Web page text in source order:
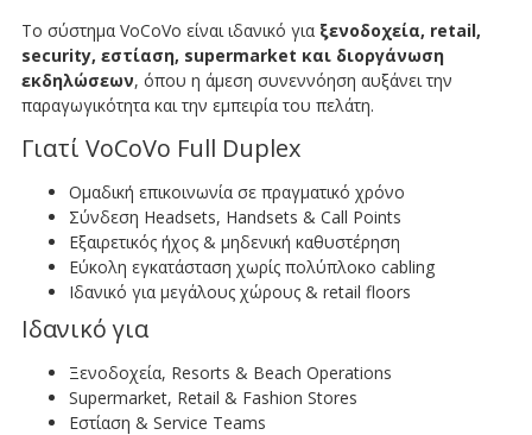
Το σύστημα VoCoVo είναι ιδανικό για ξενοδοχεία, retail,
security, εστίαση, supermarket και διοργάνωση
εκδηλώσεων, όπου η άμεση συνεννόηση αυξάνει την
παραγωγικότητα και την εμπειρία του πελάτη.
Γιατί VoCoVo Full Duplex
Ομαδική επικοινωνία σε πραγματικό χρόνο
Σύνδεση Headsets, Handsets & Call Points
Εξαιρετικός ήχος & μηδενική καθυστέρηση
Εύκολη εγκατάσταση χωρίς πολύπλοκο cabling
Ιδανικό για μεγάλους χώρους & retail floors
Ιδανικό για
Ξενοδοχεία, Resorts & Beach Operations
Supermarket, Retail & Fashion Stores
Εστίαση & Service Teams